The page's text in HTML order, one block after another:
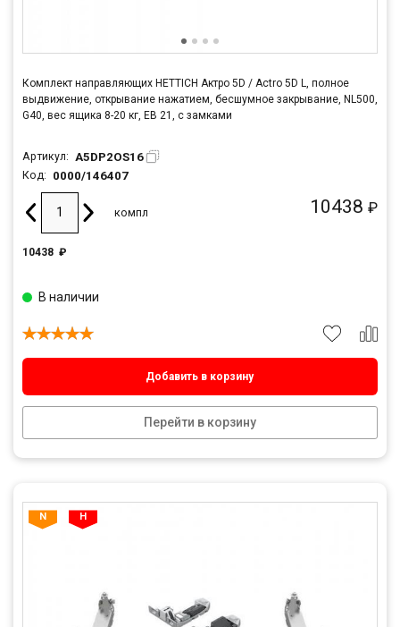
Комплект направляющих HETTICH Актро 5D / Actro 5D L, полное
выдвижение, открывание нажатием, бесшумное закрывание, NL500,
G40, вес ящика 8-20 кг, ЕВ 21, с замками
Артикул: A5DP2OS16
Код: 0000/146407
10438 ₽
компл
10438 ₽
Добавить в корзину
Перейти в корзину
В наличии